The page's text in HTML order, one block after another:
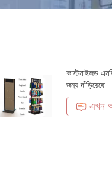
কাস্টমাইজড
জন্য দাঁড়িয়েছে
এখন